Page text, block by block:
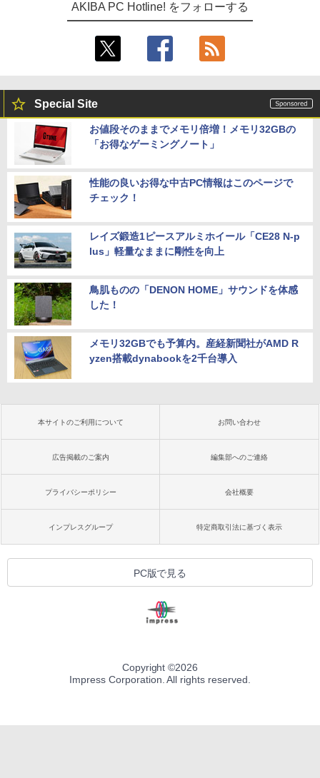
AKIBA PC Hotline! をフォローする
Special Site
お値段そのままでメモリ倍増！メモリ32GBの
「お得なゲーミングノート」
性能の良いお得な中古PC情報はこのページで
チェック！
レイズ鍛造1ピースアルミホイール「CE28 N-p
lus」軽量なままに剛性を向上
鳥肌ものの「DENON HOME」サウンドを体感
した！
メモリ32GBでも予算内。産経新聞社がAMD R
yzen搭載dynabookを2千台導入
本サイトのご利用について お問い合わせ
広告掲載のご案内 編集部へのご連絡
プライバシーポリシー 会社概要
インプレスグループ 特定商取引法に基づく表示
PC版で見る
Copyright ©2026
Impress Corporation. All rights reserved.